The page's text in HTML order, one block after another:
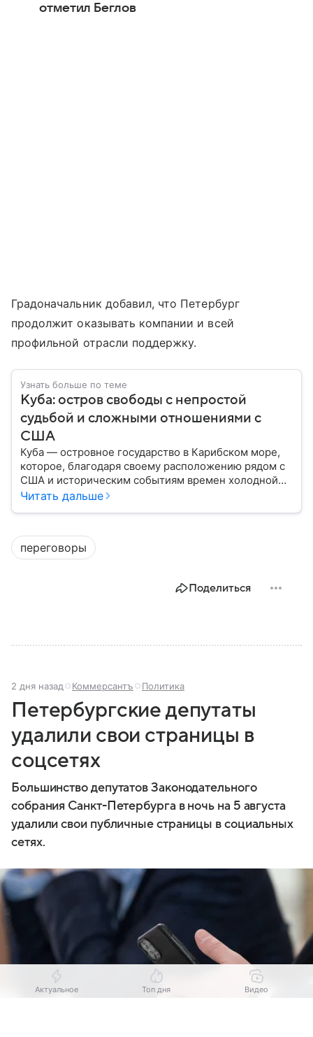
отметил Беглов
Градоначальник добавил, что Петербург
продолжит оказывать компании и всей
профильной отрасли поддержку.
Узнать больше по теме
Куба: остров свободы с непростой
судьбой и сложными отношениями с
США
Куба — островное государство в Карибском море,
которое, благодаря своему расположению рядом с
США и историческим событиям времен холодной
войны, стало одним из самых известных в Западном
Читать дальше
переговоры
Поделиться
2 дня назад Коммерсантъ Политика
Петербургские депутаты
удалили свои страницы в
соцсетях
Большинство депутатов Законодательного
собрания Санкт-Петербурга в ночь на 5 августа
удалили свои публичные страницы в социальных
сетях.
Актуальное Топ дня Видео